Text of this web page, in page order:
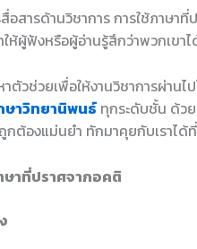
อสารด้านวิชาการ การใช้ภาษา
ให้ผู้ฟังหรือผู้อ่านรู้สึกว่าพวกเข
วช่วยเพื่อให้งานวิชาการผ่านไ
ษาวิทยานิพนธ์ ทุกระดับชั้น ด้ว
ต้องแม่นยำ ทักมาคุยกับเราได้
ษาที่ปราศจากอคติ